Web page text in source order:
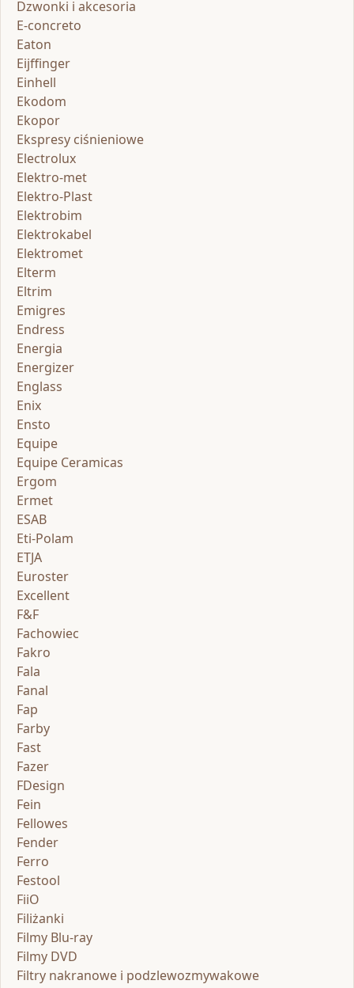
Dzwonki i akcesoria
E-concreto
Eaton
Eijffinger
Einhell
Ekodom
Ekopor
Ekspresy ciśnieniowe
Electrolux
Elektro-met
Elektro-Plast
Elektrobim
Elektrokabel
Elektromet
Elterm
Eltrim
Emigres
Endress
Energia
Energizer
Englass
Enix
Ensto
Equipe
Equipe Ceramicas
Ergom
Ermet
ESAB
Eti-Polam
ETJA
Euroster
Excellent
F&F
Fachowiec
Fakro
Fala
Fanal
Fap
Farby
Fast
Fazer
FDesign
Fein
Fellowes
Fender
Ferro
Festool
FiiO
Filiżanki
Filmy Blu-ray
Filmy DVD
Filtry nakranowe i podzlewozmywakowe